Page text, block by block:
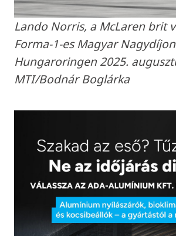
Lando Norris, a McLaren brit
Forma-1-es Magyar
Hungaroringen 2025.
MTI/Bodnár Boglárka